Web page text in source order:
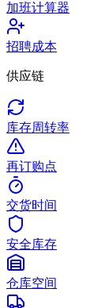
加班计算器
招聘成本
供应链
库存周转率
再订购点
交货时间
安全库存
仓库空间